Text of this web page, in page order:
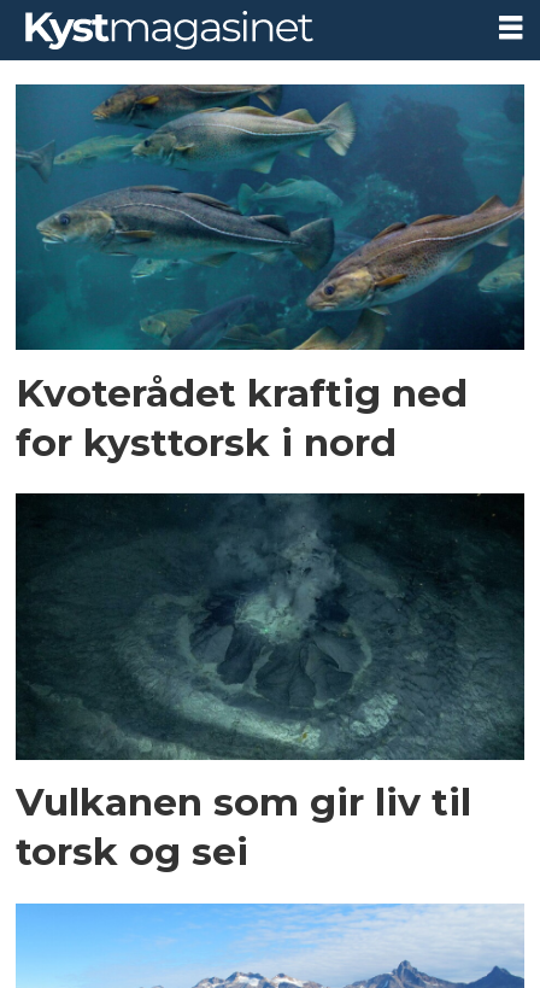
Tag:
uer
Kvoterådet kraftig ned
for kysttorsk i nord
Vulkanen som gir liv til
torsk og sei